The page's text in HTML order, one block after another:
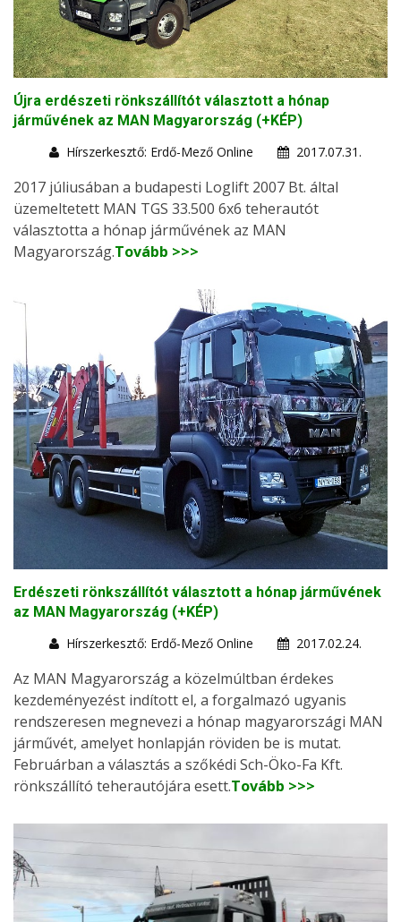
Újra erdészeti rönkszállítót választott a hónap
járművének az MAN Magyarország (+KÉP)
Hírszerkesztő: Erdő-Mező Online
2017.07.31.
2017 júliusában a budapesti Loglift 2007 Bt. által
üzemeltetett MAN TGS 33.500 6x6 teherautót
választotta a hónap járművének az MAN
Magyarország.Tovább >>>
Erdészeti rönkszállítót választott a hónap járművének
az MAN Magyarország (+KÉP)
Hírszerkesztő: Erdő-Mező Online
2017.02.24.
Az MAN Magyarország a közelmúltban érdekes
kezdeményezést indított el, a forgalmazó ugyanis
rendszeresen megnevezi a hónap magyarországi MAN
járművét, amelyet honlapján röviden be is mutat.
Februárban a választás a szőkédi Sch-Öko-Fa Kft.
rönkszállító teherautójára esett.Tovább >>>